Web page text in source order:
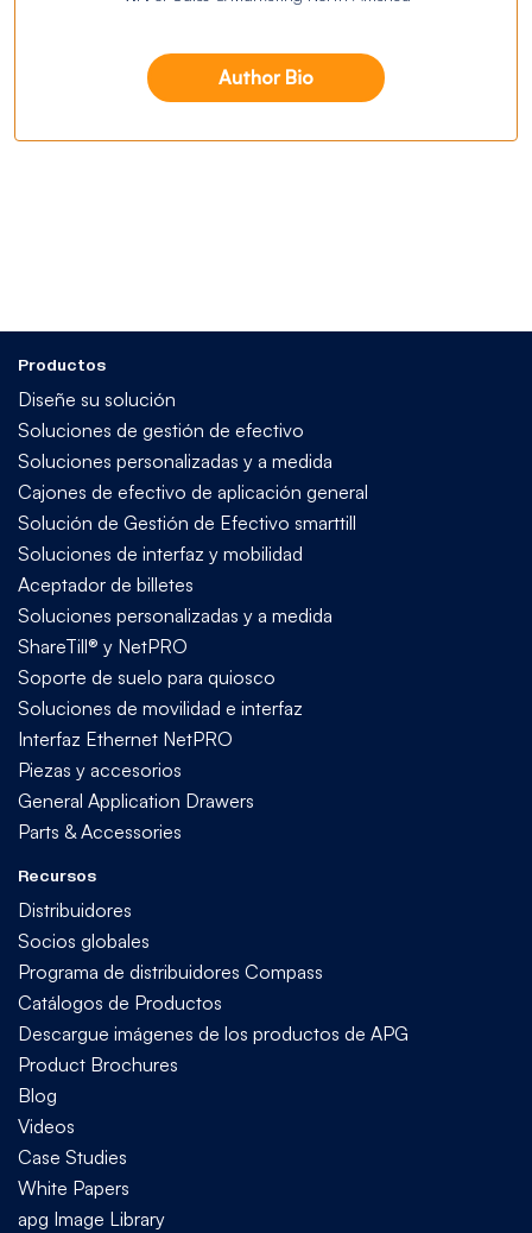
Author Bio
Productos
Diseñe su solución
Soluciones de gestión de efectivo
Soluciones personalizadas y a medida
Cajones de efectivo de aplicación general
Solución de Gestión de Efectivo smarttill
Soluciones de interfaz y mobilidad
Aceptador de billetes
Soluciones personalizadas y a medida
ShareTill® y NetPRO
Soporte de suelo para quiosco
Soluciones de movilidad e interfaz
Interfaz Ethernet NetPRO
Piezas y accesorios
General Application Drawers
Parts & Accessories
Recursos
Distribuidores
Socios globales
Programa de distribuidores Compass
Catálogos de Productos
Descargue imágenes de los productos de APG
Product Brochures
Blog
Videos
Case Studies
White Papers
apg Image Library